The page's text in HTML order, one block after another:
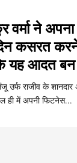
वर्मा ने
कसरत
यह आदत बन
उर्फ ​​राजीव के
ही में अपनी फिटनेस...